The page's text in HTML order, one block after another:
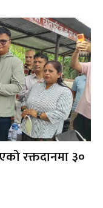
रक्तदानमा ३०